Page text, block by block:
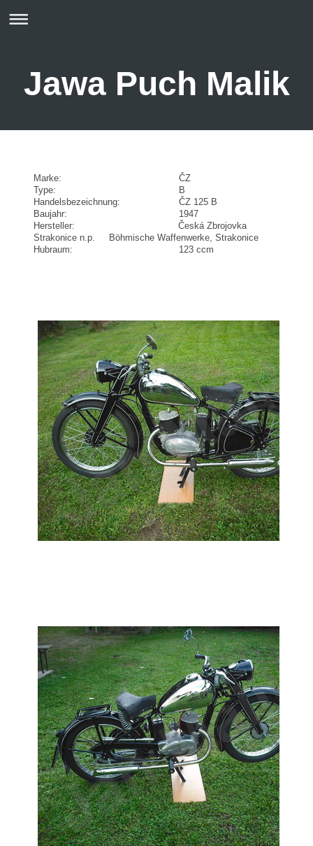
Jawa Puch Malik
Marke: ČZ
Type: B
Handelsbezeichnung: ČZ 125 B
Baujahr: 1947
Hersteller: Česká Zbrojovka
Strakonice n.p. Böhmische Waffenwerke, Strakonice
Hubraum: 123 ccm